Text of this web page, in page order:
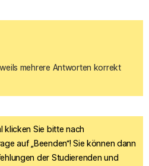
mehrere Antworten korrekt
klicken Sie bitte nach
auf „Beenden“! Sie können dann
der Studierenden und